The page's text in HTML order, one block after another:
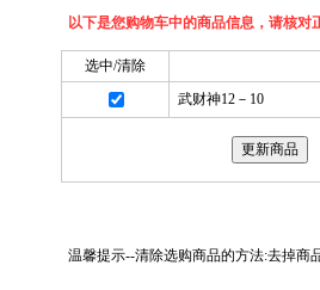
以下是您购物车中的商品信息，请核对
选中/清除
武财神12－10
温馨提示--清除选购商品的方法:去掉商